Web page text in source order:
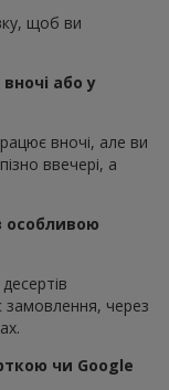
щоб ви
або у
вночі, але ви
ввечері, а
особливою
замовлення, через
чи Google